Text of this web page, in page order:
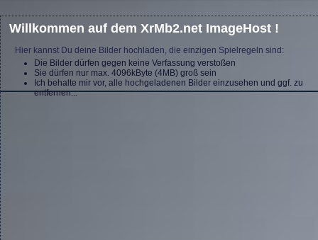
Willkommen auf dem XrMb2.net ImageHost !
Hier kannst Du deine Bilder hochladen, die einzigen Spielregeln sind:
Die Bilder dürfen gegen keine Verfassung verstoßen
Sie dürfen nur max. 4096kByte (4MB) groß sein
Ich behalte mir vor, alle hochgeladenen Bilder einzusehen und ggf. zu
entfernen...